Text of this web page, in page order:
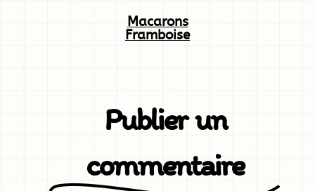
Macarons
Framboise
Publier un
commentaire